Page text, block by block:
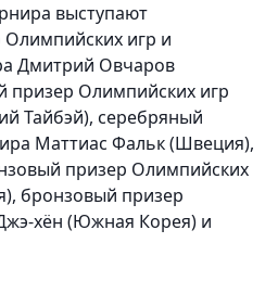
выступают
игр и
Дмитрий Овчаров
призер Олимпийских игр
Тайбэй), серебряный
Маттиас Фальк (Швеция),
призер Олимпийских
бронзовый призер
хён (Южная Корея) и